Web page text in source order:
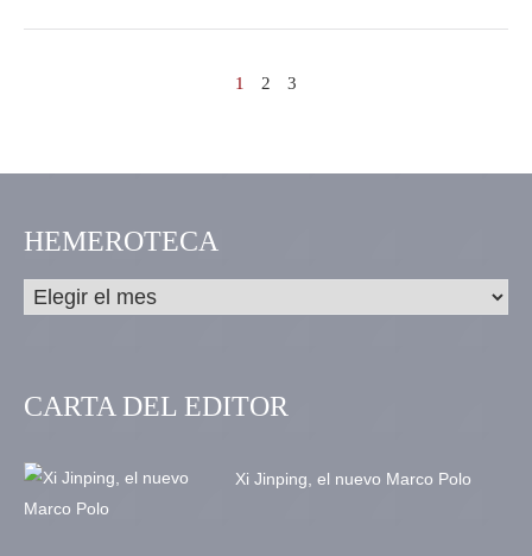
1 2 3
HEMEROTECA
CARTA DEL EDITOR
Xi Jinping, el nuevo Marco Polo